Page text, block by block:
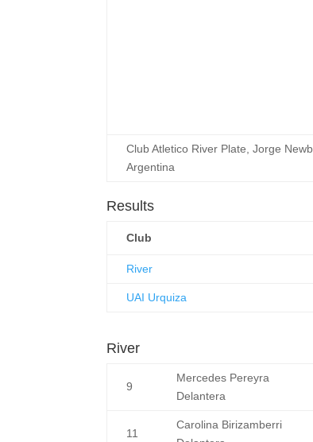
Club Atletico River Plate, Jorge
Argentina
Results
Club
River
UAI Urquiza
River
9
Mercedes Pereyra
Delantera
11
Carolina Birizamberri